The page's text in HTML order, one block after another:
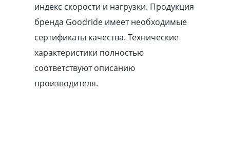
индекс скорости и нагрузки. Продукция
бренда Goodride имеет необходимые
сертификаты качества. Технические
характеристики полностью
соответствуют описанию
производителя.